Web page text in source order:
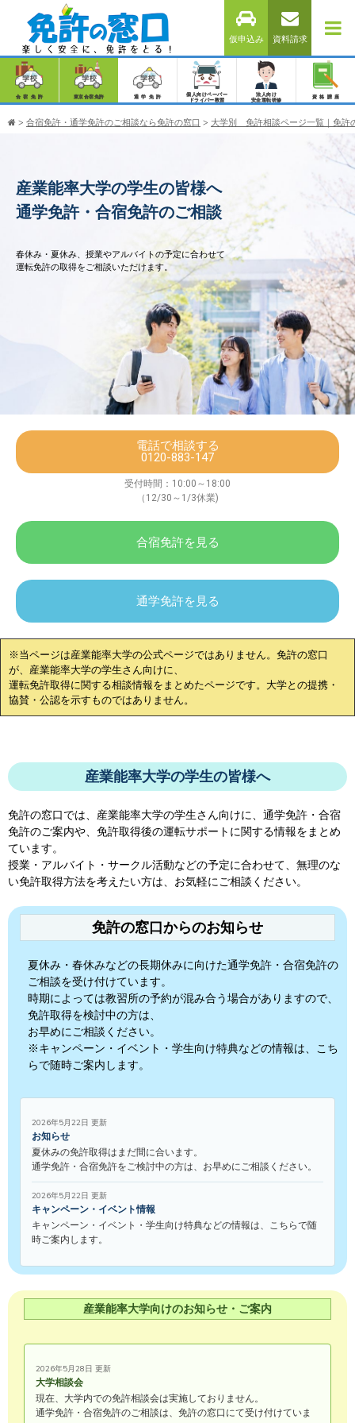
仮申込み 資料請求
合宿免許 東京合宿免許 通学免許
個人向けペーパー
ドライバー教習
法人向け
安全運転研修
資格講座
> 合宿免許・通学免許のご相談なら免許の窓口 > 大学別 免許相談ページ一覧｜免許
産業能率大学の学生の皆様へ
通学免許・合宿免許のご相談
春休み・夏休み、授業やアルバイトの予定に合わせて
運転免許の取得をご相談いただけます。
電話で相談する
0120-883-147
受付時間：10:00～18:00
（12/30～1/3休業)
合宿免許を見る
通学免許を見る
※当ページは産業能率大学の公式ページではありません。免許の窓口
が、 産業能率大学の学生さん向けに、
運転免許取得に関する相談情報をまとめたページです。大学との提携・
協賛・公認を示すものではありません。
産業能率大学の学生の皆様へ
免許の窓口では、 産業能率大学の学生さん向けに、通学免許・合宿
免許のご案内や、免許取得後の運転サポートに関する情報をまとめ
ています。
授業・アルバイト・サークル活動などの予定に合わせて、無理のな
い免許取得方法を考えたい方は、お気軽にご相談ください。
免許の窓口からのお知らせ
夏休み・春休みなどの長期休みに向けた通学免許・合宿免許の
ご相談を受け付けています。
時期によっては教習所の予約が混み合う場合がありますので、
免許取得を検討中の方は、
お早めにご相談ください。
※キャンペーン・イベント・学生向け特典などの情報は、こち
らで随時ご案内します。
2026年5月22日 更新
お知らせ
夏休みの免許取得はまだ間に合います。
通学免許・合宿免許をご検討中の方は、お早めにご相談ください。
2026年5月22日 更新
キャンペーン・イベント情報
キャンペーン・イベント・学生向け特典などの情報は、こちらで随
時ご案内します。
産業能率大学向けのお知らせ・ご案内
2026年5月28日 更新
大学相談会
現在、大学内での免許相談会は実施しておりません。
通学免許・合宿免許のご相談は、免許の窓口にて受け付けていま